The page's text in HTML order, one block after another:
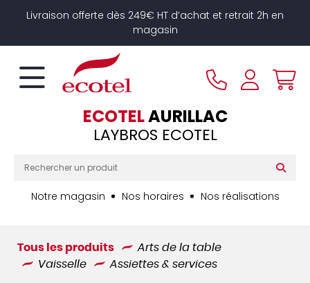
Livraison offerte dès 249€ HT d’achat et retrait 2h en
magasin
ECOTELAURILLAC
LAYBROS ECOTEL
Notre magasin Nos horaires Nos réalisations
Tous les produits
Arts de la table
Vaisselle
Assiettes & services
Panneau de gestion des cookies